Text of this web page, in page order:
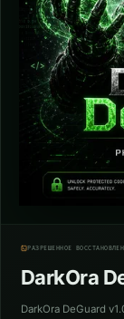
РАЗРЕШЁННОЕ
DarkOra
DarkOra DeGuard